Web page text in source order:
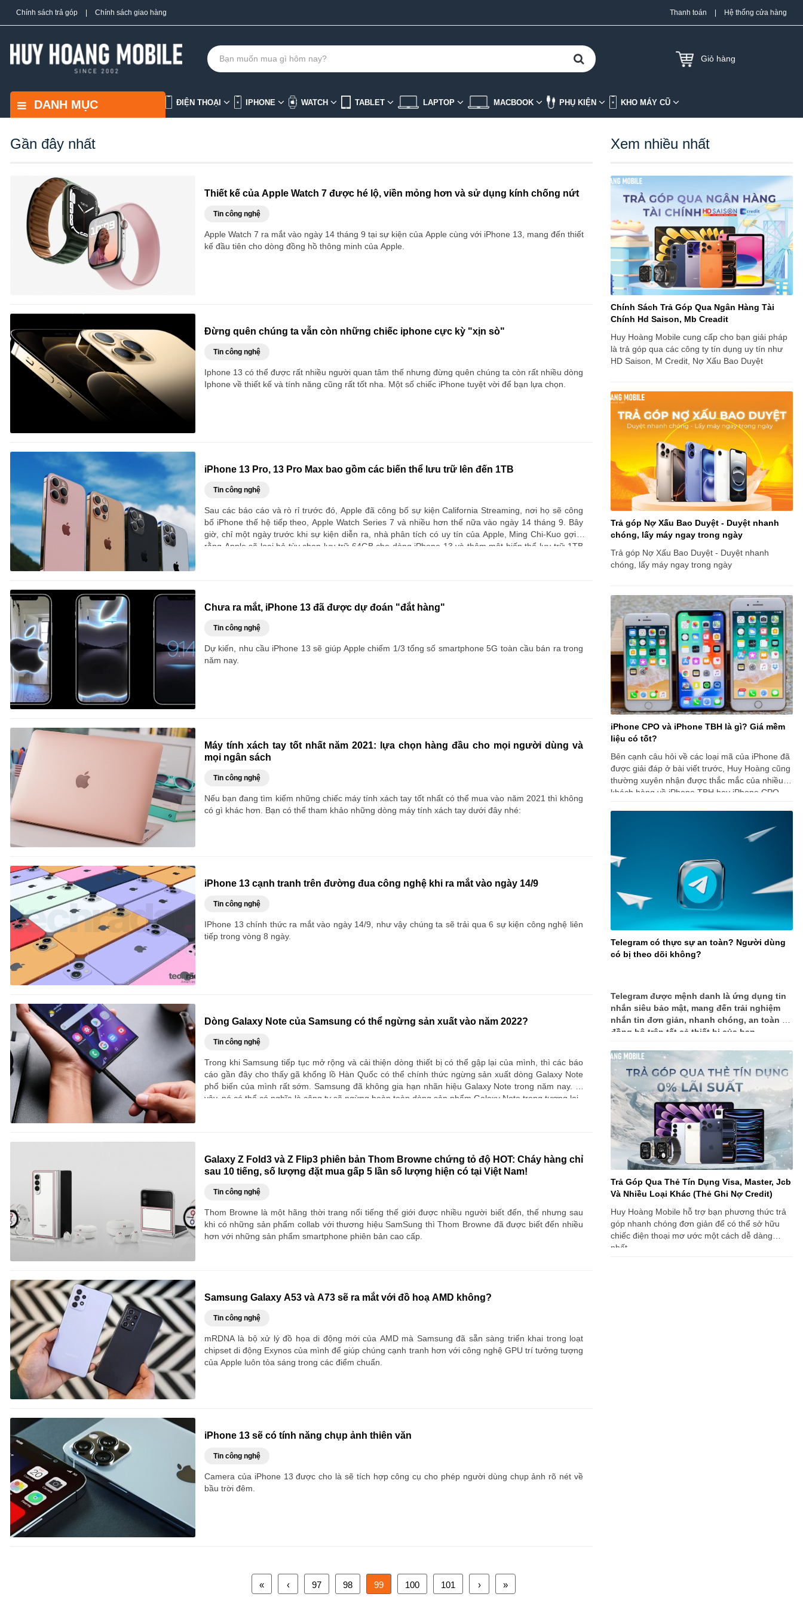
Chính sách trả góp Chính sách giao hàng Thanh toán Hệ thống cửa hàng
Giỏ hàng
DANH MỤC ĐIỆN THOẠI IPHONE WATCH TABLET LAPTOP MACBOOK PHỤ KIỆN KHO MÁY CŨ
Gần đây nhất
Thiết kế của Apple Watch 7 được hé lộ, viền mỏng hơn và sử dụng kính chống nứt
Tin công nghệ
Apple Watch 7 ra mắt vào ngày 14 tháng 9 tại sự kiện của Apple cùng với iPhone 13, mang đến thiết
kế đầu tiên cho dòng đồng hồ thông minh của Apple.
Đừng quên chúng ta vẫn còn những chiếc iphone cực kỳ "xịn sò"
Tin công nghệ
Iphone 13 có thể được rất nhiều người quan tâm thế nhưng đừng quên chúng ta còn rất nhiều dòng
Iphone về thiết kế và tính năng cũng rất tốt nha. Một số chiếc iPhone tuyệt vời để bạn lựa chọn.
iPhone 13 Pro, 13 Pro Max bao gồm các biến thể lưu trữ lên đến 1TB
Tin công nghệ
Sau các báo cáo và rò rỉ trước đó, Apple đã công bố sự kiện California Streaming, nơi họ sẽ công
bố iPhone thế hệ tiếp theo, Apple Watch Series 7 và nhiều hơn thế nữa vào ngày 14 tháng 9. Bây
giờ, chỉ một ngày trước khi sự kiện diễn ra, nhà phân tích có uy tín của Apple, Ming Chi-Kuo gợi ý
rằng Apple sẽ loại bỏ tùy chọn lưu trữ 64GB cho dòng iPhone 13 và thêm một biến thể lưu trữ 1TB
Chưa ra mắt, iPhone 13 đã được dự đoán "đắt hàng"
Tin công nghệ
Dự kiến, nhu cầu iPhone 13 sẽ giúp Apple chiếm 1/3 tổng số smartphone 5G toàn cầu bán ra trong
năm nay.
Máy tính xách tay tốt nhất năm 2021: lựa chọn hàng đầu cho mọi người dùng và
mọi ngân sách
Tin công nghệ
Nếu bạn đang tìm kiếm những chiếc máy tính xách tay tốt nhất có thể mua vào năm 2021 thì không
có gì khác hơn. Bạn có thể tham khảo những dòng máy tính xách tay dưới đây nhé:
iPhone 13 cạnh tranh trên đường đua công nghệ khi ra mắt vào ngày 14/9
Tin công nghệ
IPhone 13 chính thức ra mắt vào ngày 14/9, như vậy chúng ta sẽ trải qua 6 sự kiện công nghệ liên
tiếp trong vòng 8 ngày.
Dòng Galaxy Note của Samsung có thể ngừng sản xuất vào năm 2022?
Tin công nghệ
Trong khi Samsung tiếp tục mở rộng và cải thiện dòng thiết bị có thể gập lại của mình, thì các báo
cáo gần đây cho thấy gã khổng lồ Hàn Quốc có thể chính thức ngừng sản xuất dòng Galaxy Note
phổ biến của mình rất sớm. Samsung đã không gia hạn nhãn hiệu Galaxy Note trong năm nay. Vì
vậy, nó có thể có nghĩa là công ty sẽ ngừng hoàn toàn dòng sản phẩm Galaxy Note trong tương lai.
Galaxy Z Fold3 và Z Flip3 phiên bản Thom Browne chứng tỏ độ HOT: Cháy hàng chỉ
sau 10 tiếng, số lượng đặt mua gấp 5 lần số lượng hiện có tại Việt Nam!
Tin công nghệ
Thom Browne là một hãng thời trang nổi tiếng thế giới được nhiều người biết đến, thế nhưng sau
khi có những sản phẩm collab với thương hiệu SamSung thì Thom Browne đã được biết đến nhiều
hơn với những sản phẩm smartphone phiên bản cao cấp.
Samsung Galaxy A53 và A73 sẽ ra mắt với đồ hoạ AMD không?
Tin công nghệ
mRDNA là bộ xử lý đồ họa di động mới của AMD mà Samsung đã sẵn sàng triển khai trong loạt
chipset di động Exynos của mình để giúp chúng cạnh tranh hơn với công nghệ GPU trí tưởng tượng
của Apple luôn tỏa sáng trong các điểm chuẩn.
iPhone 13 sẽ có tính năng chụp ảnh thiên văn
Tin công nghệ
Camera của iPhone 13 được cho là sẽ tích hợp công cụ cho phép người dùng chụp ảnh rõ nét về
bầu trời đêm.
Xem nhiều nhất
Chính Sách Trả Góp Qua Ngân Hàng Tài
Chính Hd Saison, Mb Creadit
Huy Hoàng Mobile cung cấp cho bạn giải pháp
là trả góp qua các công ty tín dụng uy tín như
HD Saison, M Credit, Nợ Xấu Bao Duyệt
Trả góp Nợ Xấu Bao Duyệt - Duyệt nhanh
chóng, lấy máy ngay trong ngày
Trả góp Nợ Xấu Bao Duyệt - Duyệt nhanh
chóng, lấy máy ngay trong ngày
iPhone CPO và iPhone TBH là gì? Giá mềm
liệu có tốt?
Bên cạnh câu hỏi về các loại mã của iPhone đã
được giải đáp ở bài viết trước, Huy Hoàng cũng
thường xuyên nhận được thắc mắc của nhiều
khách hàng về iPhone TBH hay iPhone CPO.
Telegram có thực sự an toàn? Người dùng
có bị theo dõi không?
Telegram được mệnh danh là ứng dụng tin
nhắn siêu bảo mật, mang đến trải nghiệm
nhắn tin đơn giản, nhanh chóng, an toàn và
đồng bộ trên tất cả thiết bị của bạn.
Trả Góp Qua Thẻ Tín Dụng Visa, Master, Jcb
Và Nhiều Loại Khác (Thẻ Ghi Nợ Credit)
Huy Hoàng Mobile hỗ trợ bạn phương thức trả
góp nhanh chóng đơn giản để có thể sở hữu
chiếc điện thoại mơ ước một cách dễ dàng
nhất.
« ‹ 97 98 99 100 101 › »